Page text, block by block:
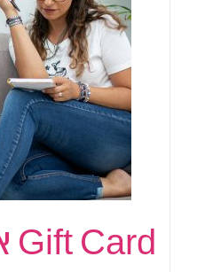
Gift Card אפקטיבי